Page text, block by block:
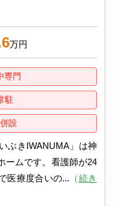
万円
専門
駐
設
ぶきIWANUMA」は神
ームです。看護師が24
医療度合いの... （続き